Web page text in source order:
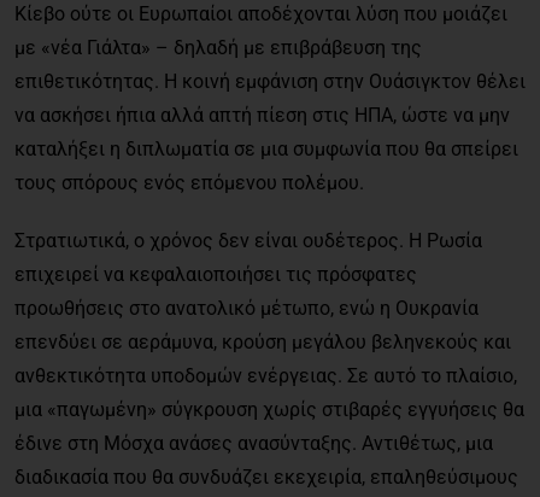
Κίεβο ούτε οι Ευρωπαίοι αποδέχονται λύση που μοιάζει
με «νέα Γιάλτα» – δηλαδή με επιβράβευση της
επιθετικότητας. Η κοινή εμφάνιση στην Ουάσιγκτον θέλει
να ασκήσει ήπια αλλά απτή πίεση στις ΗΠΑ, ώστε να μην
καταλήξει η διπλωματία σε μια συμφωνία που θα σπείρει
τους σπόρους ενός επόμενου πολέμου.
Στρατιωτικά, ο χρόνος δεν είναι ουδέτερος. Η Ρωσία
επιχειρεί να κεφαλαιοποιήσει τις πρόσφατες
προωθήσεις στο ανατολικό μέτωπο, ενώ η Ουκρανία
επενδύει σε αεράμυνα, κρούση μεγάλου βεληνεκούς και
ανθεκτικότητα υποδομών ενέργειας. Σε αυτό το πλαίσιο,
μια «παγωμένη» σύγκρουση χωρίς στιβαρές εγγυήσεις θα
έδινε στη Μόσχα ανάσες ανασύνταξης. Αντιθέτως, μια
διαδικασία που θα συνδυάζει εκεχειρία, επαληθεύσιμους